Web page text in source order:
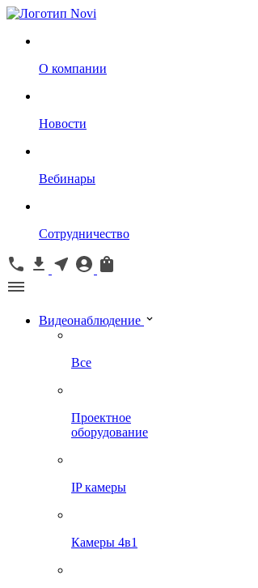
О компании
Новости
Вебинары
Сотрудничество
Видеонаблюдение
Все
Проектное
оборудование
IP камеры
Камеры 4в1